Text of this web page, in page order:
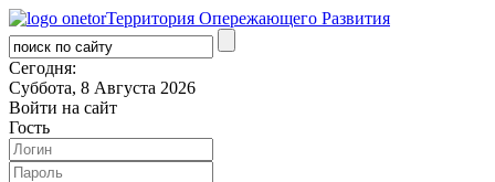
Территория Опережающего Развития
Сегодня:
Суббота, 8 Августа 2026
Войти на сайт
Гость